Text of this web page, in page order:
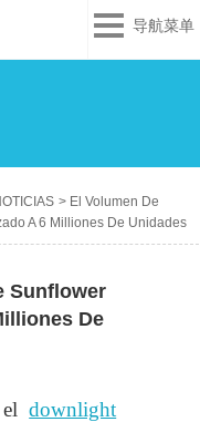
导航菜单
> El Volumen De
A 6 Milliones De Unidades
Sunflower
De
downlight